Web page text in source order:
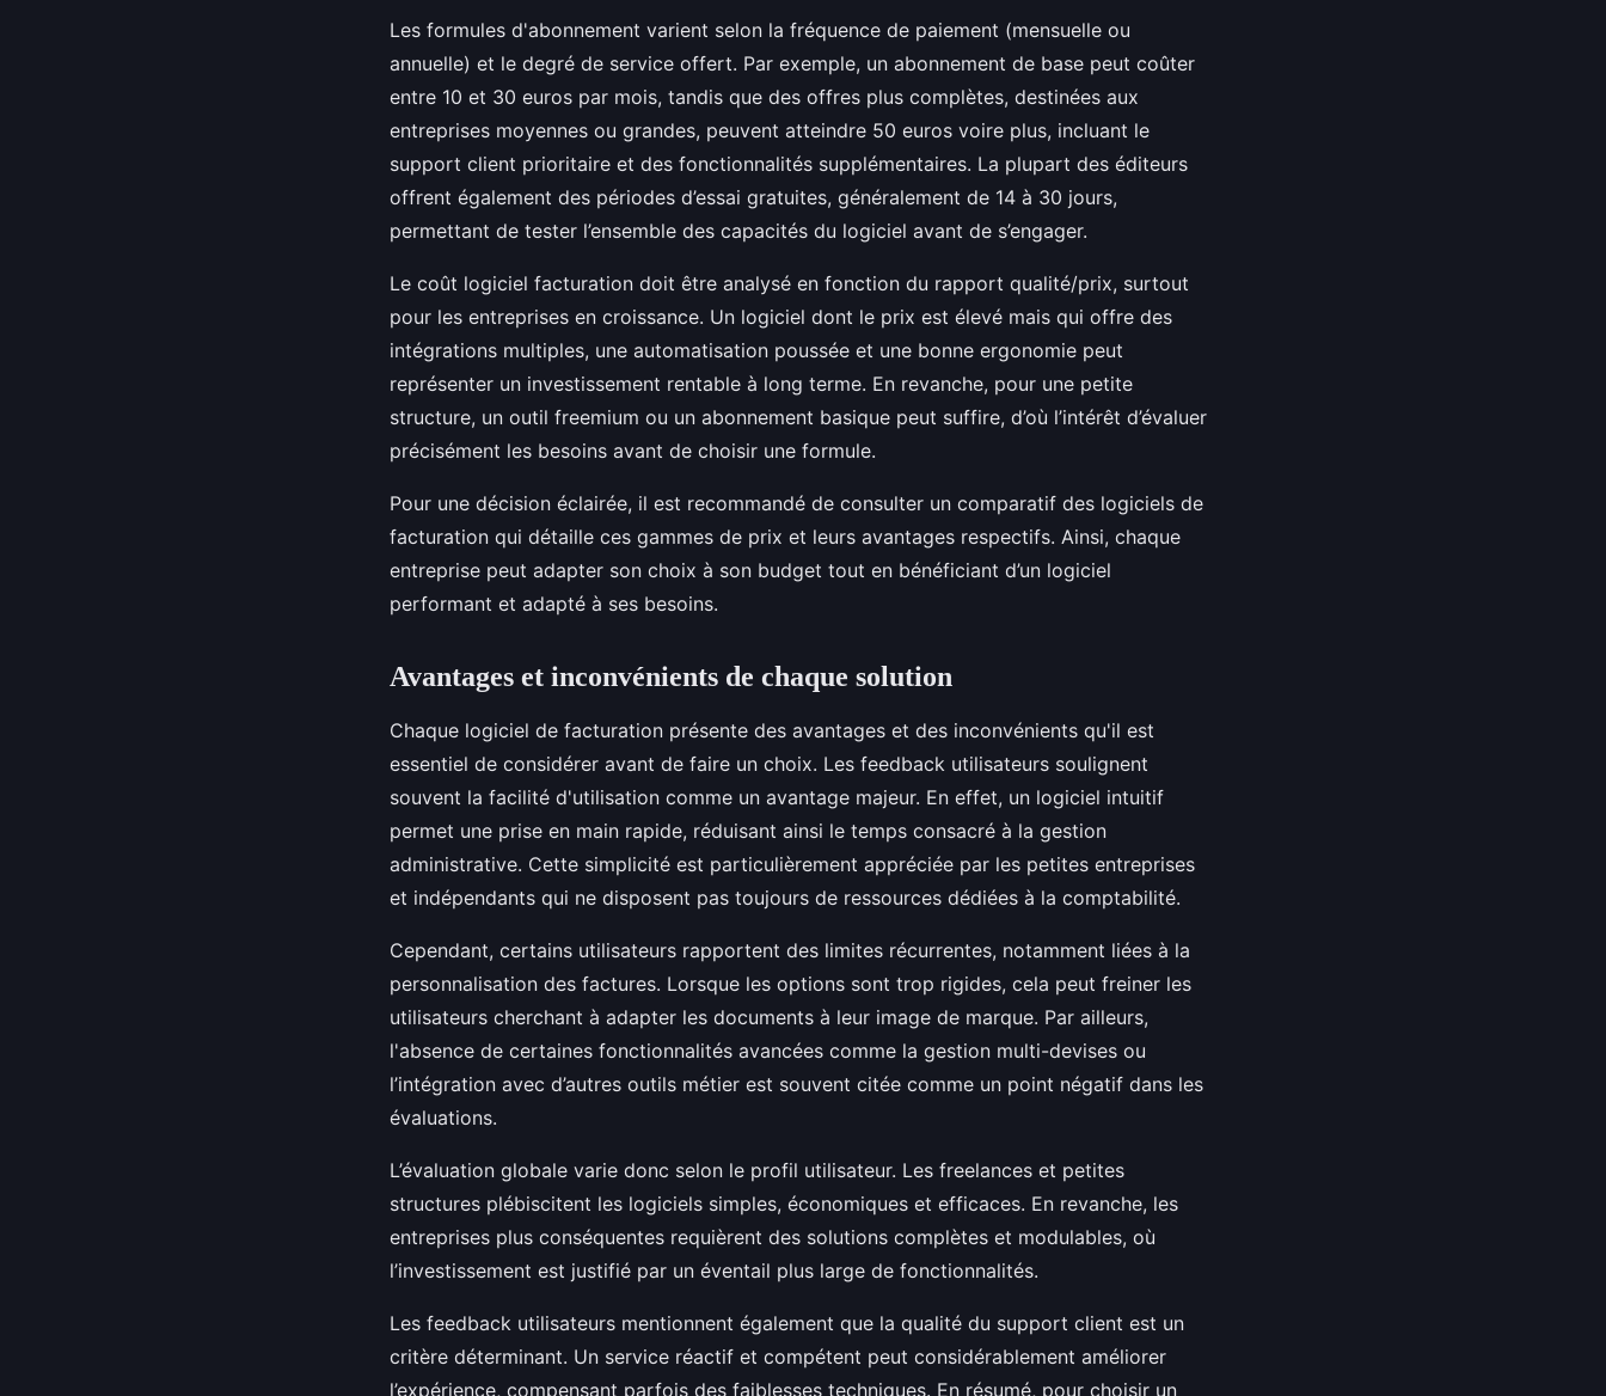
Les formules d'abonnement varient selon la fréquence de paiement (mensuelle ou
annuelle) et le degré de service offert. Par exemple, un abonnement de base peut coûter
entre 10 et 30 euros par mois, tandis que des offres plus complètes, destinées aux
entreprises moyennes ou grandes, peuvent atteindre 50 euros voire plus, incluant le
support client prioritaire et des fonctionnalités supplémentaires. La plupart des éditeurs
offrent également des périodes d’essai gratuites, généralement de 14 à 30 jours,
permettant de tester l’ensemble des capacités du logiciel avant de s’engager.
Le coût logiciel facturation doit être analysé en fonction du rapport qualité/prix, surtout
pour les entreprises en croissance. Un logiciel dont le prix est élevé mais qui offre des
intégrations multiples, une automatisation poussée et une bonne ergonomie peut
représenter un investissement rentable à long terme. En revanche, pour une petite
structure, un outil freemium ou un abonnement basique peut suffire, d’où l’intérêt d’évaluer
précisément les besoins avant de choisir une formule.
Pour une décision éclairée, il est recommandé de consulter un comparatif des logiciels de
facturation qui détaille ces gammes de prix et leurs avantages respectifs. Ainsi, chaque
entreprise peut adapter son choix à son budget tout en bénéficiant d’un logiciel
performant et adapté à ses besoins.
Avantages et inconvénients de chaque solution
Chaque logiciel de facturation présente des avantages et des inconvénients qu'il est
essentiel de considérer avant de faire un choix. Les feedback utilisateurs soulignent
souvent la facilité d'utilisation comme un avantage majeur. En effet, un logiciel intuitif
permet une prise en main rapide, réduisant ainsi le temps consacré à la gestion
administrative. Cette simplicité est particulièrement appréciée par les petites entreprises
et indépendants qui ne disposent pas toujours de ressources dédiées à la comptabilité.
Cependant, certains utilisateurs rapportent des limites récurrentes, notamment liées à la
personnalisation des factures. Lorsque les options sont trop rigides, cela peut freiner les
utilisateurs cherchant à adapter les documents à leur image de marque. Par ailleurs,
l'absence de certaines fonctionnalités avancées comme la gestion multi-devises ou
l’intégration avec d’autres outils métier est souvent citée comme un point négatif dans les
évaluations.
L’évaluation globale varie donc selon le profil utilisateur. Les freelances et petites
structures plébiscitent les logiciels simples, économiques et efficaces. En revanche, les
entreprises plus conséquentes requièrent des solutions complètes et modulables, où
l’investissement est justifié par un éventail plus large de fonctionnalités.
Les feedback utilisateurs mentionnent également que la qualité du support client est un
critère déterminant. Un service réactif et compétent peut considérablement améliorer
l’expérience, compensant parfois des faiblesses techniques. En résumé, pour choisir un